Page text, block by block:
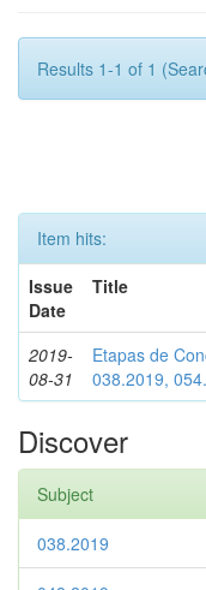
Results 1-1 of 1
Item hits:
Issue
Date
Title
2019-
08-31
Etapas de
038.2019,
Discover
Subject
038.2019